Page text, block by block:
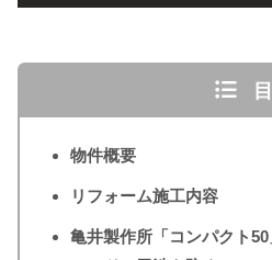
物件概要
リフォーム施工内容
亀井製作所「コンパクト